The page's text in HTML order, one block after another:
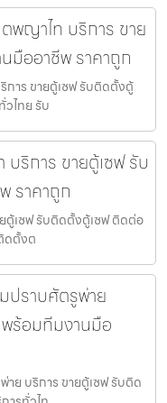
พญาไท บริการ ขาย
มืออาชีพ ราคาถูก
การ ขายตู้เซฟ รับติดตั้งตู้
ไทย รับ
ริการ ขายตู้เซฟ รับ
ราคาถูก
ตู้เซฟ รับติดตั้งตู้เซฟ ติดต่อ
ดตั้งต
ปราบศัตรูพ่าย
ร้อมทีมงานมือ
าย บริการ ขายตู้เซฟ รับติด